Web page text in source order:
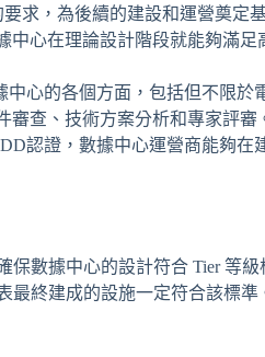
求，為後續的建設和運營奠定
中心在理論設計階段就能夠滿足
心的各個方面，包括但不限
審查、技術方案分析和專家評
認證，數據中心運營商能夠
保數據中心的設計符合 Tier 等
最終建成的設施一定符合該標準